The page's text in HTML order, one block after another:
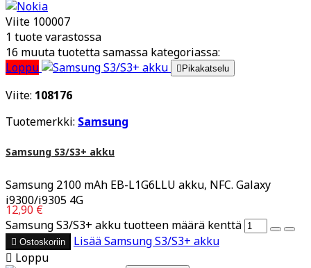
Viite 100007
1 tuote varastossa
16 muuta tuotetta samassa kategoriassa:
Loppu
Pikakatselu
Viite: 108176
Tuotemerkki: Samsung
Samsung S3/S3+ akku
Samsung 2100 mAh EB-L1G6LLU akku, NFC. Galaxy
i9300/i9305 4G
12,90 €
Samsung S3/S3+ akku tuotteen määrä kenttä
 Ostoskoriin LisääSamsung S3/S3+ akku
 Loppu